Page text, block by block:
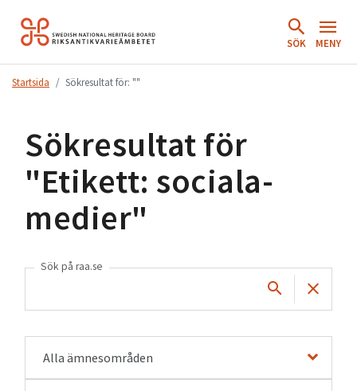
Hoppa
till
SÖK MENY
Startsida Sökresultat för: ""
Sökresultat för
"Etikett: sociala-
medier"
Sök på raa.se
Alla ämnesområden